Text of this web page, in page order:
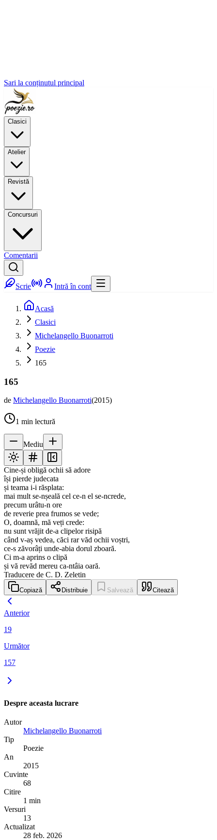
Sari la conținutul principal
Clasici
Atelier
Revistă
Concursuri
Comentarii
Scrie Intră în cont
Acasă
Clasici
Michelangello Buonarroti
Poezie
165
165
de Michelangello Buonarroti(2015)
1 min lectură
Mediu
Cine-și obligă ochii să adore
își pierde judecata
și teama i-i răsplata:
mai mult se-nșeală cel ce-n el se-ncrede,
precum urâtu-n ore
de reverie prea frumos se vede;
O, doamnă, mă veți crede:
nu sunt vrăjit de-a clipelor risipă
când v-aș vedea, căci rar văd ochii voștri,
ce-s zăvorâți unde-abia dorul zboară.
Ci m-a aprins o clipă
și vă revăd mereu ca-ntâia oară.
Traducere de C. D. Zeletin
Copiază Distribuie Salvează Citează
Anterior
19
Următor
157
Despre aceasta lucrare
Autor
Michelangello Buonarroti
Tip
Poezie
An
2015
Cuvinte
68
Citire
1 min
Versuri
13
Actualizat
28 feb. 2026